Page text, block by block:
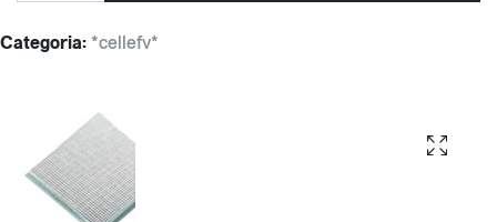
Categoria: *cellefv*